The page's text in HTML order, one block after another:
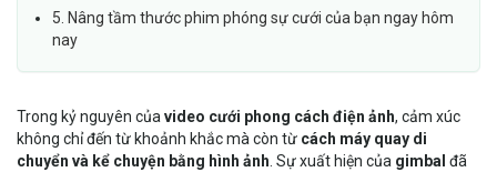
5. Nâng tầm thước phim phóng sự cưới của bạn ngay hôm
nay
Trong kỷ nguyên củavideo cưới phong cách điện ảnh, cảm xúc
không chỉ đến từ khoảnh khắc mà còn từ cách máy quay di
chuyển và kể chuyện bằng hình ảnh. Sự xuất hiện của gimbal đã